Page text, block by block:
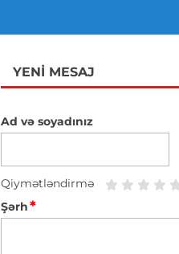
YENI MESAJ
Ad və soyadınız
Qiymətləndirmə
Şərh*